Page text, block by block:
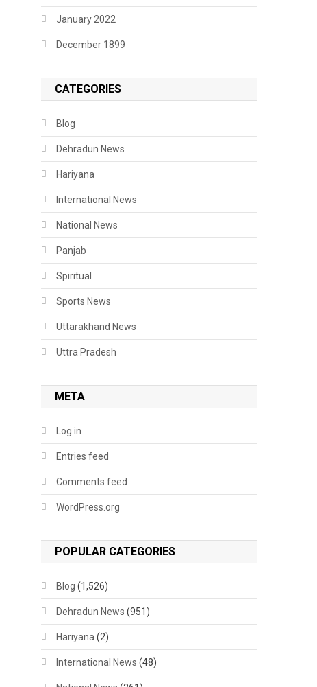
January 2022
December 1899
CATEGORIES
Blog
Dehradun News
Hariyana
International News
National News
Panjab
Spiritual
Sports News
Uttarakhand News
Uttra Pradesh
META
Log in
Entries feed
Comments feed
WordPress.org
POPULAR CATEGORIES
Blog (1,526)
Dehradun News (951)
Hariyana (2)
International News (48)